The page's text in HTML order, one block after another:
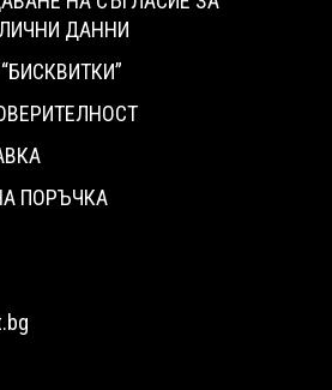
ДАННИ
ПОРЪЧКА